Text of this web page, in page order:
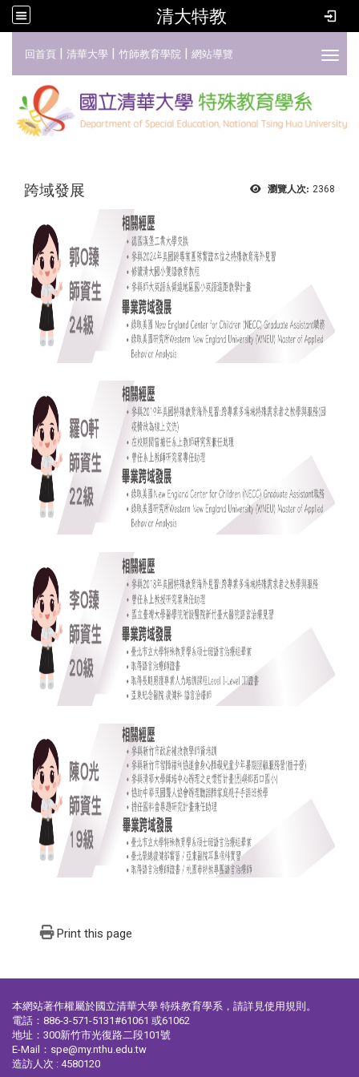
清大特教
回首頁 | 清華大學 | 竹師教育學院 | 網站導覽
瀏覽人次: 2368
跨域發展
Print this page
本網站著作權屬於國立清華大學 特殊教育學系，請詳見使用規則 。
電話：886-3-571-5131#61061 或61062
地址：300新竹市光復路二段101號
E-Mail：spe@my.nthu.edu.tw
造訪人次 : 4580120